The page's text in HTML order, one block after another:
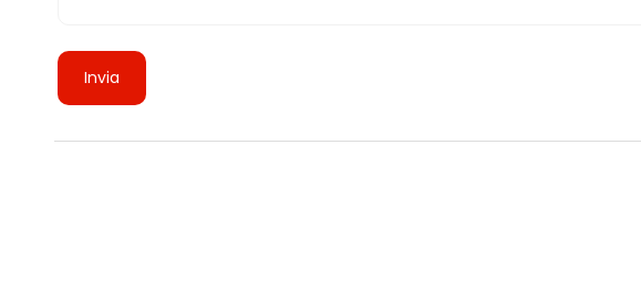
Invia